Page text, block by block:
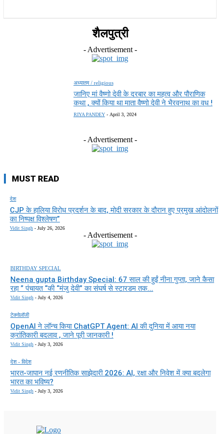
शैलपुत्री
- Advertisement -
अध्यातम / religious
जानिए मां वैष्णो देवी के दरबार का महत्व और पौराणिक
कथा , क्यों किया था माता वैष्णो देवी ने भैरवनाथ का वध !
RIYA PANDEY - April 3, 2024
- Advertisement -
MUST READ
देश
CJP के हालिया विरोध प्रदर्शन के बाद, मोदी सरकार के दौरान हुए प्रमुख आंदोलनों
का निष्पक्ष विश्लेषण”
Vidit Singh - July 26, 2026
- Advertisement -
BIRTHDAY SPECIAL
Neena gupta Birthday Special: 67 साल की हुईं नीना गुप्ता, जाने कैसा
रहा ” पंचायत “की “मंजु देवी” का संघर्ष से स्टारडम तक...
Vidit Singh - July 4, 2026
टेक्नोलॉजी
OpenAI ने लॉन्च किया ChatGPT Agent: AI की दुनिया में आया नया
क्रांतिकारी बदलाव , जाने पूरी जानकारी !
Vidit Singh - July 3, 2026
देश - विदेश
भारत-जापान नई रणनीतिक साझेदारी 2026: AI, रक्षा और निवेश में क्या बदलेगा
भारत का भविष्य?
Vidit Singh - July 3, 2026